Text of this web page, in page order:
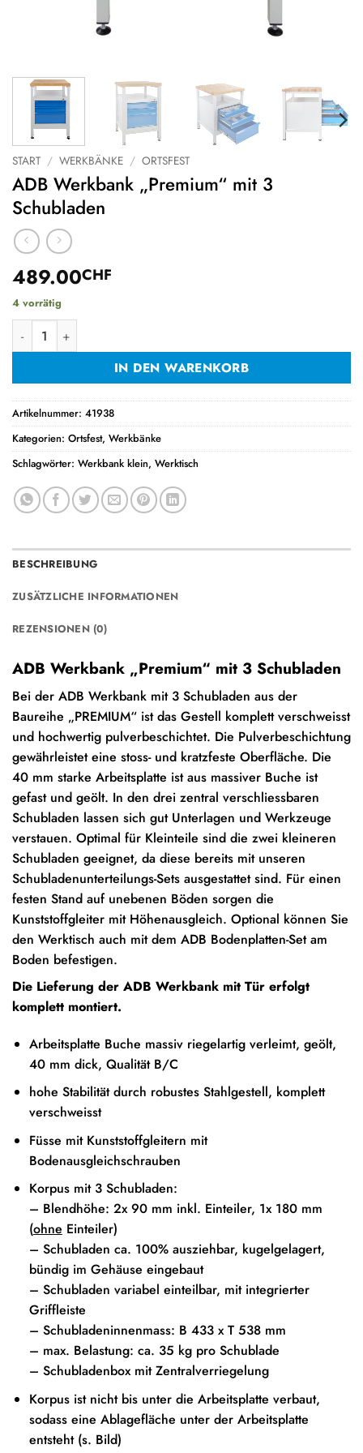
START / WERKBÄNKE / ORTSFEST
ADB Werkbank „Premium“ mit 3
Schubladen
489.00CHF
4 vorrätig
ADB Werkbank "Premium" mit 3 Schubladen Menge
IN DEN WARENKORB
Artikelnummer: 41938
Kategorien: Ortsfest, Werkbänke
Schlagwörter: Werkbank klein, Werktisch
BESCHREIBUNG
ZUSÄTZLICHE INFORMATIONEN
REZENSIONEN (0)
ADB Werkbank „Premium“ mit 3 Schubladen
Bei der ADB Werkbank mit 3 Schubladen aus der
Baureihe „PREMIUM“ ist das Gestell komplett verschweisst
und hochwertig pulverbeschichtet. Die Pulverbeschichtung
gewährleistet eine stoss- und kratzfeste Oberfläche. Die
40 mm starke Arbeitsplatte ist aus massiver Buche ist
gefast und geölt. In den drei zentral verschliessbaren
Schubladen lassen sich gut Unterlagen und Werkzeuge
verstauen. Optimal für Kleinteile sind die zwei kleineren
Schubladen geeignet, da diese bereits mit unseren
Schubladenunterteilungs-Sets ausgestattet sind. Für einen
festen Stand auf unebenen Böden sorgen die
Kunststoffgleiter mit Höhenausgleich. Optional können Sie
den Werktisch auch mit dem ADB Bodenplatten-Setam
Boden befestigen.
Die Lieferung der ADB Werkbank mit Tür erfolgt
komplett montiert.
Arbeitsplatte Buche massiv riegelartig verleimt, geölt,
40 mm dick, Qualität B/C
hohe Stabilität durch robustes Stahlgestell, komplett
verschweisst
Füsse mit Kunststoffgleitern mit
Bodenausgleichschrauben
Korpus mit 3 Schubladen:
– Blendhöhe: 2x 90 mm inkl. Einteiler, 1x 180 mm
(ohne Einteiler)
– Schubladen ca. 100% ausziehbar, kugelgelagert,
bündig im Gehäuse eingebaut
– Schubladen variabel einteilbar, mit integrierter
Griffleiste
– Schubladeninnenmass: B 433 x T 538 mm
– max. Belastung: ca. 35 kg pro Schublade
– Schubladenbox mit Zentralverriegelung
Korpus ist nicht bis unter die Arbeitsplatte verbaut,
sodass eine Ablagefläche unter der Arbeitsplatte
entsteht (s. Bild)